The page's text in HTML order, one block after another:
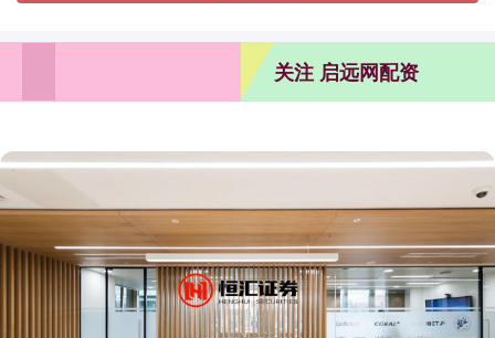
关注 启远网配资